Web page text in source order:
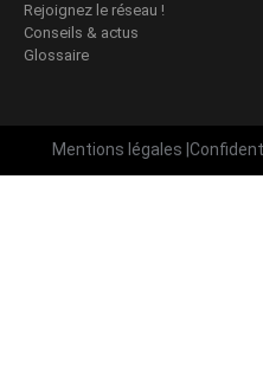
Rejoignez le réseau !
Conseils & actus
Glossaire
Mentions légales